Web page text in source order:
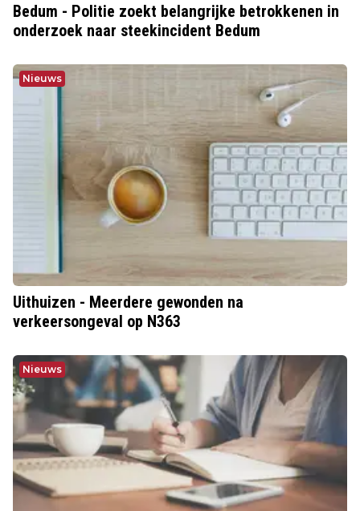
Bedum - Politie zoekt belangrijke betrokkenen in
onderzoek naar steekincident Bedum
Nieuws
Uithuizen - Meerdere gewonden na
verkeersongeval op N363
Nieuws